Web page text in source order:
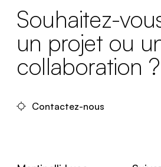
Souhaitez-
un projet ou
collaboration ?
Contactez-nous